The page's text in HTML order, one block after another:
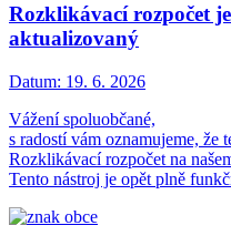
Rozklikávací rozpočet
aktualizovaný
Datum: 19. 6. 2026
Vážení spoluobčané,
s radostí vám oznamujeme, že
Rozklikávací rozpočet na
Tento nástroj je opět plně